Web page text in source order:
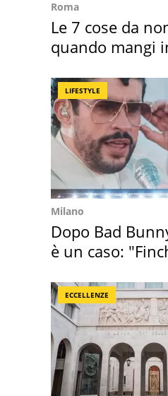
Roma
Le 7 cose da
quando mangi
LIFESTYLE
Milano
Dopo Bad
è un caso:
ECCELLENZE